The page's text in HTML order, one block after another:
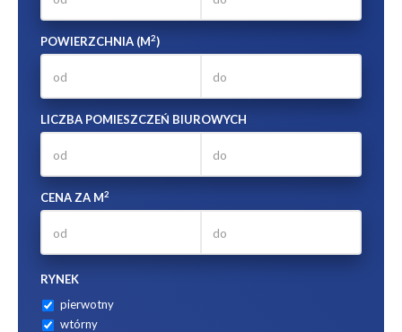
POWIERZCHNIA (M2)
LICZBA POMIESZCZEŃ BIUROWYCH
CENA ZA M2
RYNEK
pierwotny
wtórny